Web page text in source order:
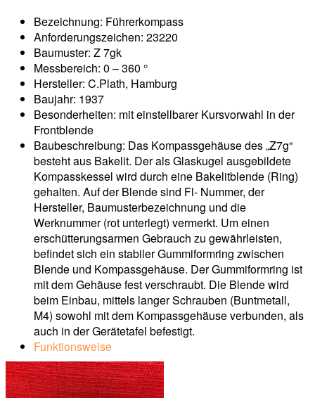
Bezeichnung: Führerkompass
Anforderungszeichen: 23220
Baumuster: Z 7gk
Messbereich: 0 – 360 °
Hersteller: C.Plath, Hamburg
Baujahr: 1937
Besonderheiten: mit einstellbarer Kursvorwahl in der
Frontblende
Baubeschreibung: Das Kompassgehäuse des „Z7g“
besteht aus Bakelit. Der als Glaskugel ausgebildete
Kompasskessel wird durch eine Bakelitblende (Ring)
gehalten. Auf der Blende sind Fl- Nummer, der
Hersteller, Baumusterbezeichnung und die
Werknummer (rot unterlegt) vermerkt. Um einen
erschütterungsarmen Gebrauch zu gewährleisten,
befindet sich ein stabiler Gummiformring zwischen
Blende und Kompassgehäuse. Der Gummiformring ist
mit dem Gehäuse fest verschraubt. Die Blende wird
beim Einbau, mittels langer Schrauben (Buntmetall,
M4) sowohl mit dem Kompassgehäuse verbunden, als
auch in der Gerätetafel befestigt.
Funktionsweise